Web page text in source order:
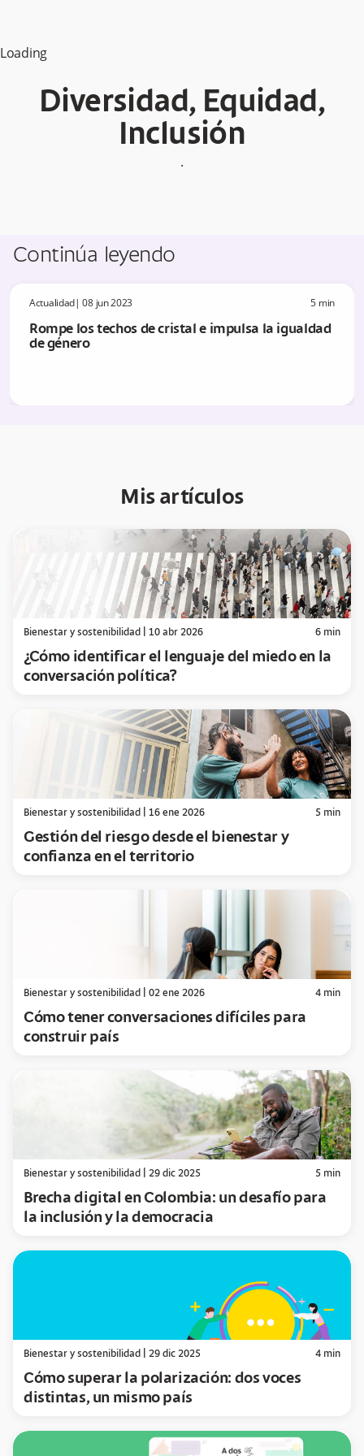
Loading
Diversidad, Equidad,
Inclusión
.
Continúa leyendo
Actualidad| 08 jun 2023 5 min
Rompe los techos de cristal e impulsa la igualdad
de género
Mis artículos
Bienestar y sostenibilidad 10 abr 2026 6 min
¿Cómo identificar el lenguaje del miedo en la
conversación política?
Bienestar y sostenibilidad 16 ene 2026 5 min
Gestión del riesgo desde el bienestar y
confianza en el territorio
Bienestar y sostenibilidad 02 ene 2026 4 min
Cómo tener conversaciones difíciles para
construir país
Bienestar y sostenibilidad 29 dic 2025 5 min
Brecha digital en Colombia: un desafío para
la inclusión y la democracia
Bienestar y sostenibilidad 29 dic 2025 4 min
Cómo superar la polarización: dos voces
distintas, un mismo país